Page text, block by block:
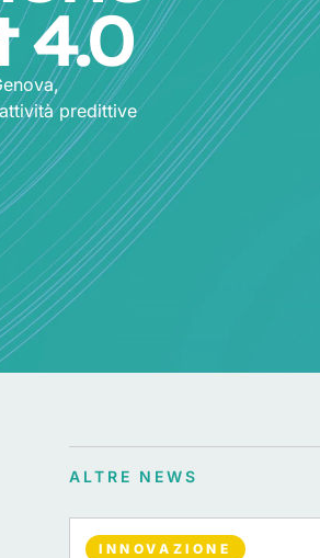
4.0
predittive
ALTRE NEWS
INNOVAZIONE